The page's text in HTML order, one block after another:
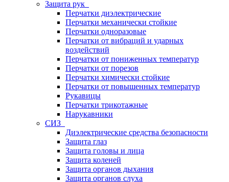
Защита рук
Перчатки диэлектрические
Перчатки механически стойкие
Перчатки одноразовые
Перчатки от вибраций и ударных
воздействий
Перчатки от пониженных температур
Перчатки от порезов
Перчатки химически стойкие
Перчатки от повышенных температур
Рукавицы
Перчатки трикотажные
Нарукавники
СИЗ
Диэлектрические средства безопасности
Защита глаз
Защита головы и лица
Защита коленей
Защита органов дыхания
Защита органов слуха